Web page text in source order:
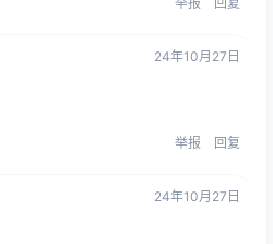
24年10月27日
举报 回复
24年10月27日